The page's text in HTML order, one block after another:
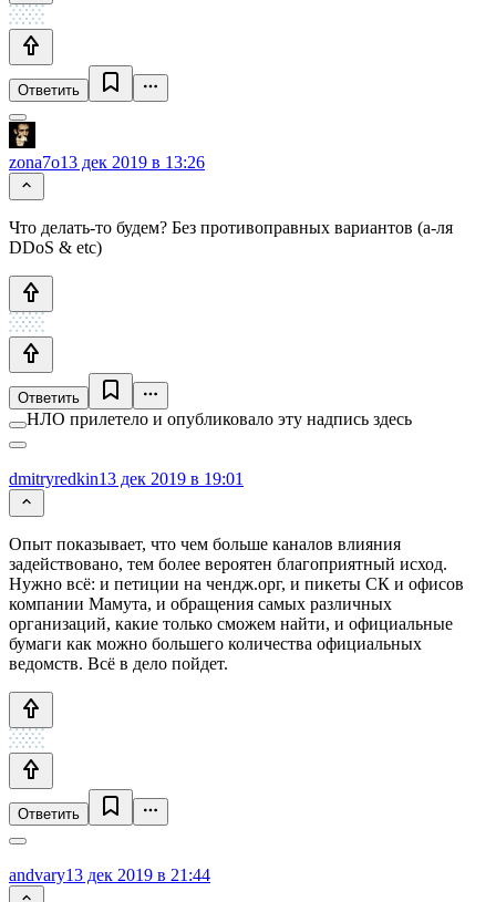
Ответить
zona7o13 дек 2019 в 13:26
Что делать-то будем? Без противоправных вариантов (а-ля
DDoS & etc)
Ответить
НЛО прилетело и опубликовало эту надпись здесь
dmitryredkin13 дек 2019 в 19:01
Опыт показывает, что чем больше каналов влияния
задействовано, тем более вероятен благоприятный исход.
Нужно всё: и петиции на чендж.орг, и пикеты СК и офисов
компании Мамута, и обращения самых различных
организаций, какие только сможем найти, и официальные
бумаги как можно большего количества официальных
ведомств. Всё в дело пойдет.
Ответить
andvary13 дек 2019 в 21:44